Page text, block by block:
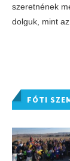
szeretnének
dolguk, mint
FÓTI